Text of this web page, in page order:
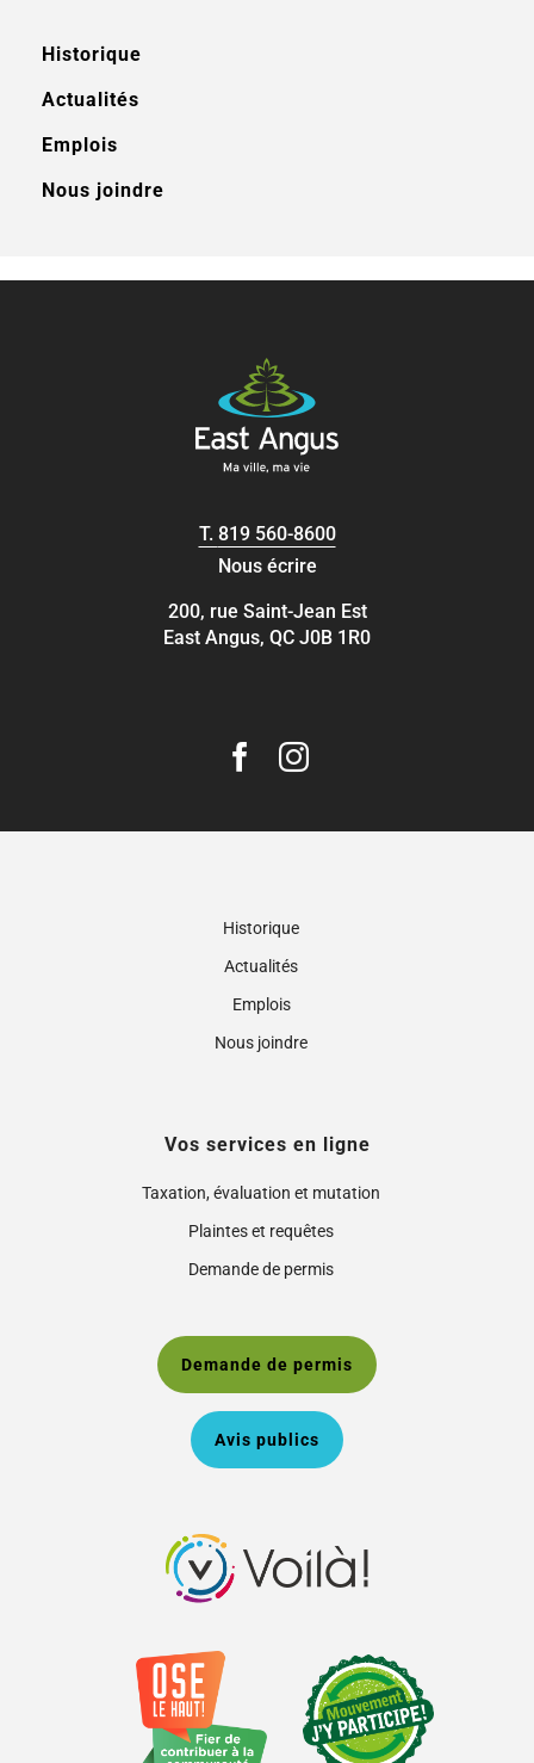
Historique
Actualités
Emplois
Nous joindre
T. 819 560-8600
Nous écrire
200, rue Saint-Jean Est
East Angus, QC J0B 1R0
Historique
Actualités
Emplois
Nous joindre
Vos services en ligne
Taxation, évaluation et mutation
Plaintes et requêtes
Demande de permis
Demande de permis
Avis publics